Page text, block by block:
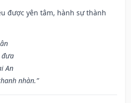
được yên tâm, hành sự thành
đưa
An
nhàn.”